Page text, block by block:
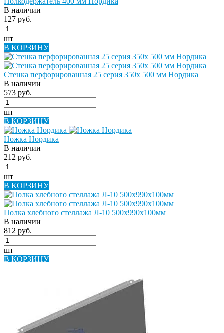
В наличии
127 руб.
шт
В КОРЗИНУ
Стенка перфорированная 25 серия 350х 500 мм Нордика
В наличии
573 руб.
шт
В КОРЗИНУ
Ножка Нордика
В наличии
212 руб.
шт
В КОРЗИНУ
Полка хлебного стеллажа Л-10 500х990х100мм
В наличии
812 руб.
шт
В КОРЗИНУ